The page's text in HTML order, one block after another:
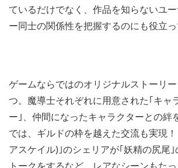
ているだけでなく、作品を知らないユ
ー同士の関係性を把握するのにも役立っ
ゲームならではのオリジナルストーリ
つ。魔導士それぞれに用意された｢キャ
ー｣、仲間になったキャラクターとの絆
では、ギルドの枠を越えた交流も実現
アスケイル)｣のシェリアが｢妖精の尻尾